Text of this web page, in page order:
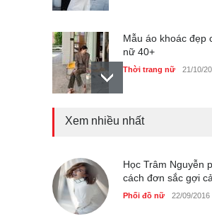
Mẫu áo khoác đẹp
nữ 40+
Thời trang nữ 21/10/
Chiếc áo dài cưới
Xem nhiều nhất
Học Trâm Nguyễn
cách đơn sắc gợi
Phối đồ nữ 22/09/2016